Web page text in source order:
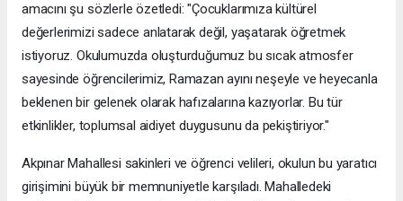
amacını şu sözlerle özetledi: "Çocuklarımıza kültürel
değerlerimizi sadece anlatarak değil, yaşatarak öğretmek
istiyoruz. Okulumuzda oluşturduğumuz bu sıcak atmosfer
sayesinde öğrencilerimiz, Ramazan ayını neşeyle ve heyecanla
beklenen bir gelenek olarak hafızalarına kazıyorlar. Bu tür
etkinlikler, toplumsal aidiyet duygusunu da pekiştiriyor."
Akpınar Mahallesi sakinleri ve öğrenci velileri, okulun bu yaratıcı
girişimini büyük bir memnuniyetle karşıladı. Mahalledeki